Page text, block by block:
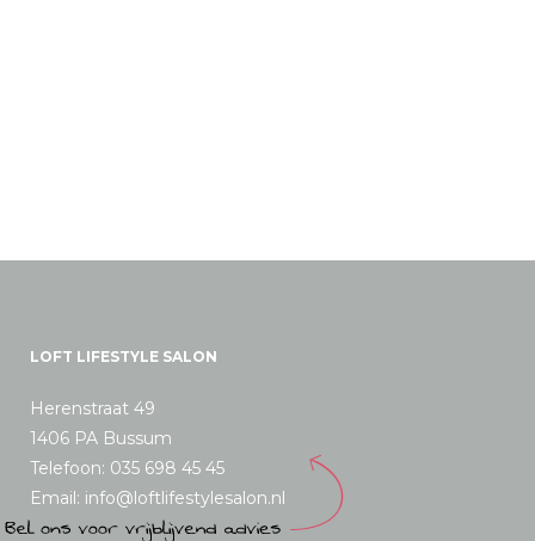
LOFT LIFESTYLE SALON
Herenstraat 49
1406 PA Bussum
Telefoon: 035 698 45 45
Email: info@loftlifestylesalon.nl